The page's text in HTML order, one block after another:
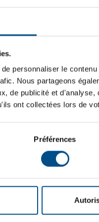
personnaliser le
Nous partageons
de publicité et
ont collectées lors de
Préférences
idéal pour les
et silencieux, il
web et les